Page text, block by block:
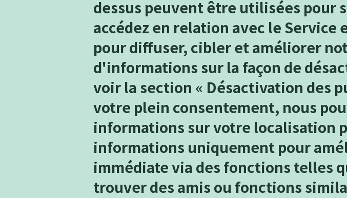
dessus peuvent être utilisées pour
accédez en relation avec le
pour diffuser, cibler et améliorer
d'informations sur la façon de
voir la section « Désactivation des
votre plein consentement, nous
informations sur votre localisation
informations uniquement pour
immédiate via des fonctions telles
trouver des amis ou fonctions